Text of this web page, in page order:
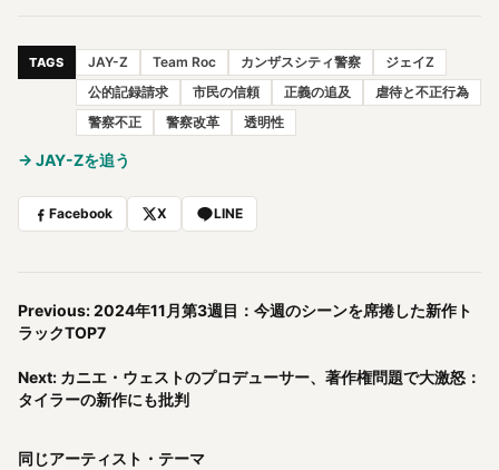
TAGS JAY-Z Team Roc カンザスシティ警察
ジェイZ
公的記録請求
市民の信頼 正義の追及
虐待と不正行為
警察不正
警察改革 透明性
→ JAY-Zを追う
Facebook X LINE
Previous: 2024年11月第3週目：今週のシーンを席捲した新作ト
ラックTOP7
Next: カニエ・ウェストのプロデューサー、著作権問題で大激怒：
タイラーの新作にも批判
同じアーティスト・テーマ